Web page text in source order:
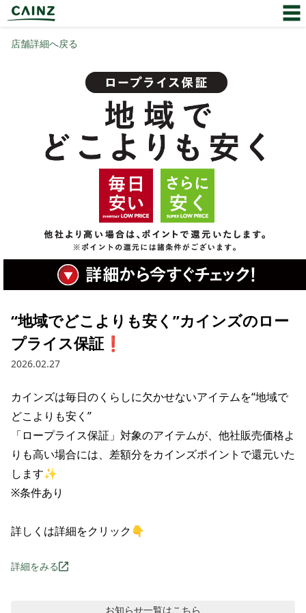
店舗詳細へ戻る
“地域でどこよりも安く”カインズのロー
プライス保証❗️
2026.02.27
‌カインズは毎日の‌くらしに‌欠かせない‌アイテムを“地域で
どこよりも安く”
「ロープライス保証」対象の‌アイテムが、‌‌他社販売価格よ
りも‌高い‌場合には、‌‌差額分を‌カインズポイントで‌還元‌いた
します✨
※条件あり
詳しくは詳細をクリック👇
詳細をみる
お知らせ一覧はこちら